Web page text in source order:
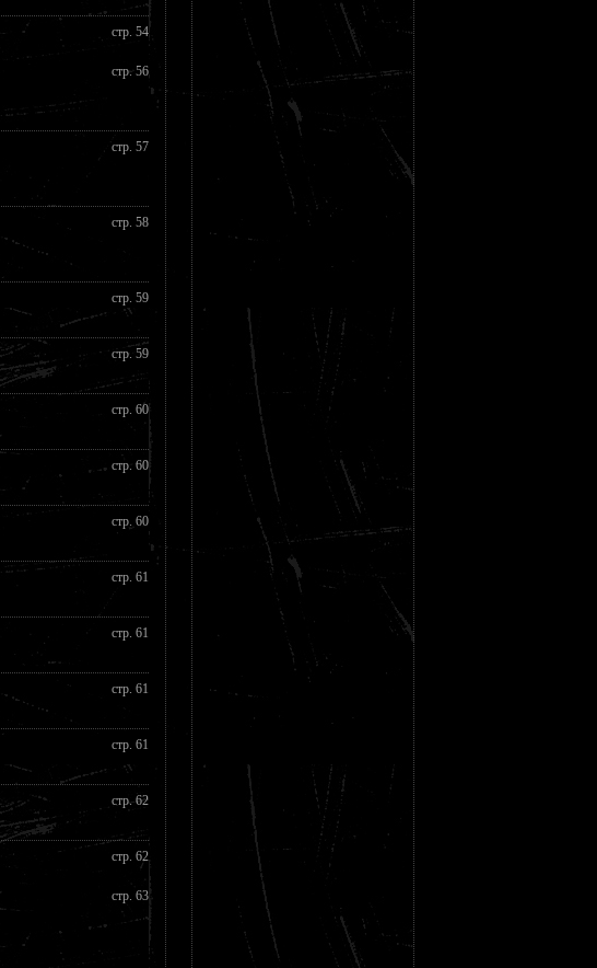
стр. 54
стр. 56
стр. 57
стр. 58
стр. 59
стр. 59
стр. 60
стр. 60
стр. 60
стр. 61
стр. 61
стр. 61
стр. 61
стр. 62
стр. 62
стр. 63